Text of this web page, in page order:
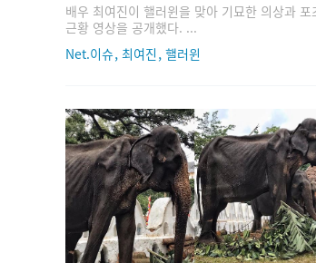
배우 최여진이 핼러윈을 맞아 기묘한 의상
근황 영상을 공개했다. ...
Net.이슈, 최여진, 핼러윈